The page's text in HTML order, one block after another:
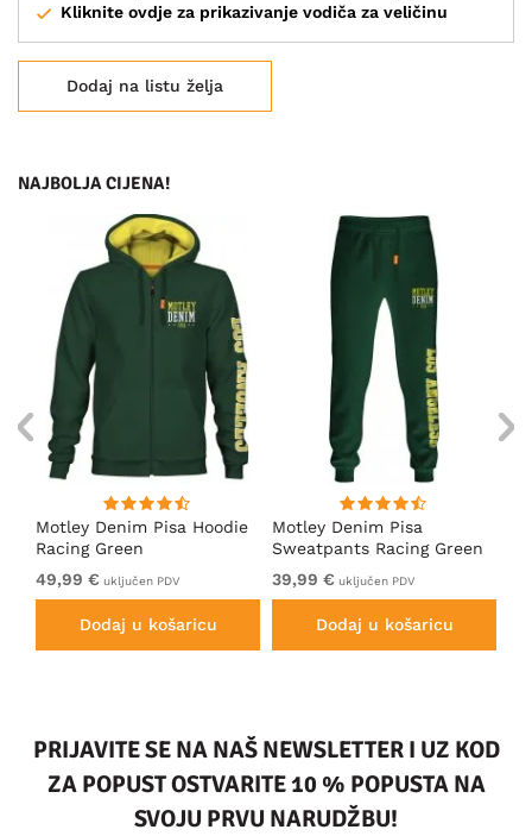
Kliknite ovdje za prikazivanje vodiča za veličinu
Dodaj na listu želja
NAJBOLJA CIJENA!
Motley Denim Pisa Hoodie
Racing Green
49,99 € uključen PDV
Dodaj u košaricu
Motley Denim Pisa
Sweatpants Racing Green
39,99 € uključen PDV
Dodaj u košaricu
PRIJAVITE SE NA NAŠ NEWSLETTER I UZ KOD
ZA POPUST OSTVARITE 10 % POPUSTA NA
SVOJU PRVU NARUDŽBU!